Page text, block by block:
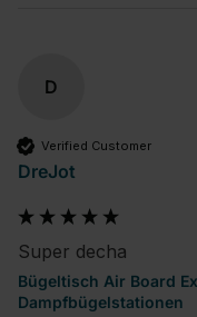
D
Verified Customer
DreJot
Super decha
Bügeltisch Air Board
Dampfbügelstationen